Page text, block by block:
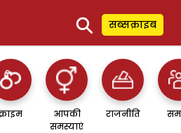
⚲ सब्सक्राइब
आपकी
समस्याएं
राजनीति